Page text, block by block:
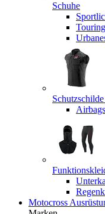
Schuhe
Airbags
Motocross